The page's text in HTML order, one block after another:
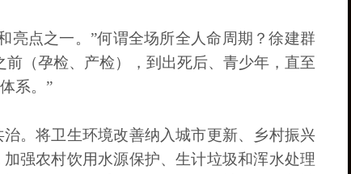
亮点之一。”何谓全场所全人命周期？徐建群
（孕检、产检），到出死后、青少年，直至
系。”
。将卫生环境改善纳入城市更新、乡村振兴
强农村饮用水源保护、生计垃圾和浑水处理